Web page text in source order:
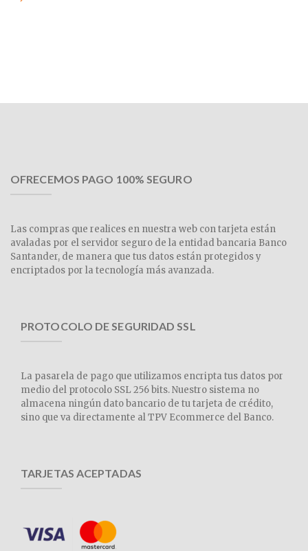
OFRECEMOS PAGO 100% SEGURO
Las compras que realices en nuestra web con tarjeta están
avaladas por el servidor seguro de la entidad bancaria Banco
Santander, de manera que tus datos están protegidos y
encriptados por la tecnología más avanzada.
PROTOCOLO DE SEGURIDAD SSL
La pasarela de pago que utilizamos encripta tus datos por
medio del protocolo SSL 256 bits. Nuestro sistema no
almacena ningún dato bancario de tu tarjeta de crédito,
sino que va directamente al TPV Ecommerce del Banco.
TARJETAS ACEPTADAS